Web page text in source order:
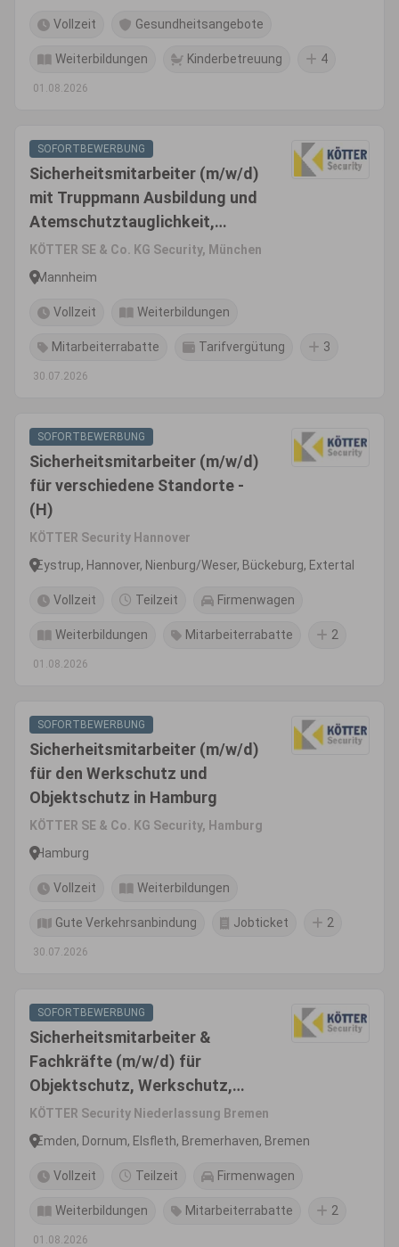
Vollzeit Gesundheitsangebote
Weiterbildungen Kinderbetreuung 4
01.08.2026
SOFORTBEWERBUNG
Sicherheitsmitarbeiter (m/w/d)
mit Truppmann Ausbildung und
Atemschutztauglichkeit,
19,00€/Std. + übertarifliche
Zulage in Mannheim
KÖTTER SE & Co. KG Security, München
Mannheim
Vollzeit Weiterbildungen
Mitarbeiterrabatte Tarifvergütung 3
30.07.2026
SOFORTBEWERBUNG
Sicherheitsmitarbeiter (m/w/d)
für verschiedene Standorte -
(H)
KÖTTER Security Hannover
Eystrup, Hannover, Nienburg/Weser, Bückeburg, Extertal
Vollzeit Teilzeit Firmenwagen
Weiterbildungen Mitarbeiterrabatte 2
01.08.2026
SOFORTBEWERBUNG
Sicherheitsmitarbeiter (m/w/d)
für den Werkschutz und
Objektschutz in Hamburg
KÖTTER SE & Co. KG Security, Hamburg
Hamburg
Vollzeit Weiterbildungen
Gute Verkehrsanbindung Jobticket 2
30.07.2026
SOFORTBEWERBUNG
Sicherheitsmitarbeiter &
Fachkräfte (m/w/d) für
Objektschutz, Werkschutz,
Revierdienst, Empfang (HB /
BHV)
KÖTTER Security Niederlassung Bremen
Emden, Dornum, Elsfleth, Bremerhaven, Bremen
Vollzeit Teilzeit Firmenwagen
Weiterbildungen Mitarbeiterrabatte 2
01.08.2026